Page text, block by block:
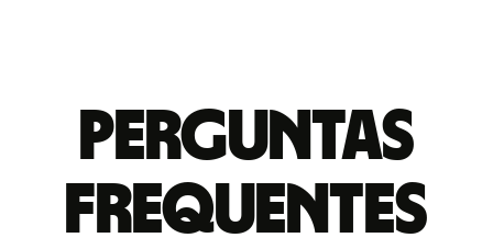
Perguntas
frequentes